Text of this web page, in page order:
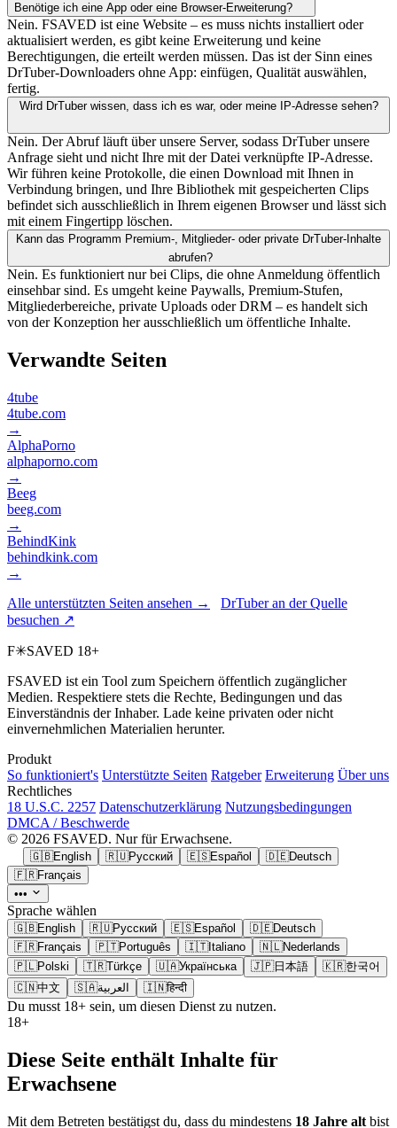
Benötige ich eine App oder eine Browser-Erweiterung?
Nein. FSAVED ist eine Website – es muss nichts installiert oder
aktualisiert werden, es gibt keine Erweiterung und keine
Berechtigungen, die erteilt werden müssen. Das ist der Sinn eines
DrTuber-Downloaders ohne App: einfügen, Qualität auswählen,
fertig.
Wird DrTuber wissen, dass ich es war, oder meine IP-Adresse sehen?
Nein. Der Abruf läuft über unsere Server, sodass DrTuber unsere
Anfrage sieht und nicht Ihre mit der Datei verknüpfte IP-Adresse.
Wir führen keine Protokolle, die einen Download mit Ihnen in
Verbindung bringen, und Ihre Bibliothek mit gespeicherten Clips
befindet sich ausschließlich in Ihrem eigenen Browser und lässt sich
mit einem Fingertipp löschen.
Kann das Programm Premium-, Mitglieder- oder private DrTuber-Inhalte
abrufen?
Nein. Es funktioniert nur bei Clips, die ohne Anmeldung öffentlich
einsehbar sind. Es umgeht keine Paywalls, Premium-Stufen,
Mitgliederbereiche, private Uploads oder DRM – es handelt sich
von der Konzeption her ausschließlich um öffentliche Inhalte.
Verwandte Seiten
4tube
4tube.com
→
AlphaPorno
alphaporno.com
→
Beeg
beeg.com
→
BehindKink
behindkink.com
→
Alle unterstützten Seiten ansehen →
DrTuber an der Quelle
besuchen ↗
F✳SAVED 18+
FSAVED ist ein Tool zum Speichern öffentlich zugänglicher
Medien. Respektiere stets die Rechte, Bedingungen und das
Einverständnis der Inhaber. Lade keine privaten oder nicht
einvernehmlichen Materialien herunter.
Produkt
So funktioniert's Unterstützte Seiten Ratgeber Erweiterung Über uns
Rechtliches
18 U.S.C. 2257 Datenschutzerklärung Nutzungsbedingungen
DMCA / Beschwerde
© 2026 FSAVED. Nur für Erwachsene.
🇬🇧English 🇷🇺Русский 🇪🇸Español 🇩🇪Deutsch
🇫🇷Français
•••
Sprache wählen
🇬🇧English 🇷🇺Русский 🇪🇸Español 🇩🇪Deutsch
🇫🇷Français 🇵🇹Português 🇮🇹Italiano 🇳🇱Nederlands
🇵🇱Polski 🇹🇷Türkçe 🇺🇦Українська 🇯🇵日本語 🇰🇷한국어
🇨🇳中文 🇸🇦العربية 🇮🇳हिन्दी
Du musst 18+ sein, um diesen Dienst zu nutzen.
18+
Diese Seite enthält Inhalte für
Erwachsene
Mit dem Betreten bestätigst du, dass du mindestens 18 Jahre alt bist